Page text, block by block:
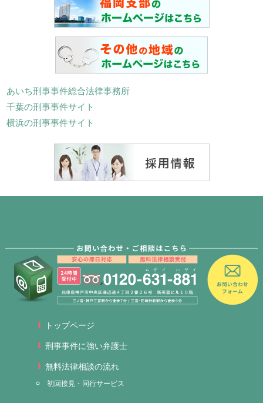
あいち刑事事件総合法律事務所
千葉の刑事事件サイト
横浜の刑事事件サイト
トップページ
刑事事件に強い弁護士
無料法律相談の流れ
初回接見・同行サービス